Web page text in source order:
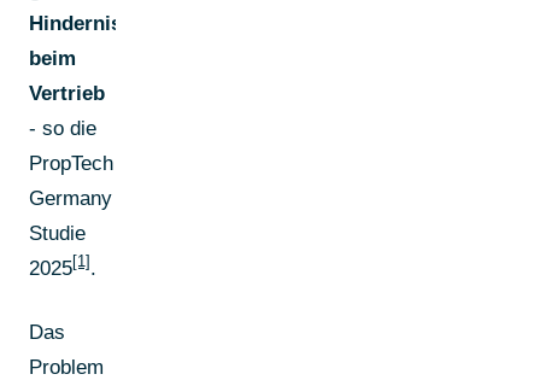
Hindernis
beim
Vertrieb
- so die
PropTech
Germany
Studie
2025[1] .
Das
Problem